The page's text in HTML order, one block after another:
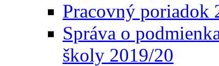
Pracovný poriadok
Správa o
školy 2019/20